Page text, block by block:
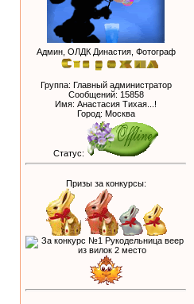
Админ, ОЛДК Династия, Фотограф
Группа: Главный администратор
Сообщений: 15858
Имя: Анастасия Тихая...!
Город: Москва
Статус:
Призы за конкурсы: